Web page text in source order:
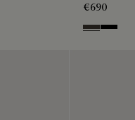
€690
Brown Taupe
Noir